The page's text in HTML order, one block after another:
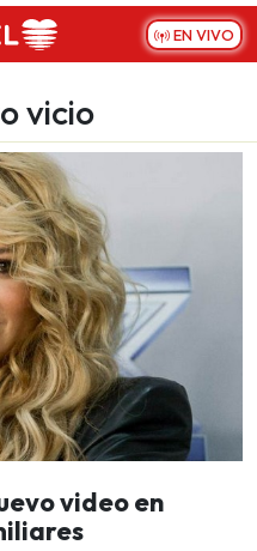
EN VIVO
vicio
video en